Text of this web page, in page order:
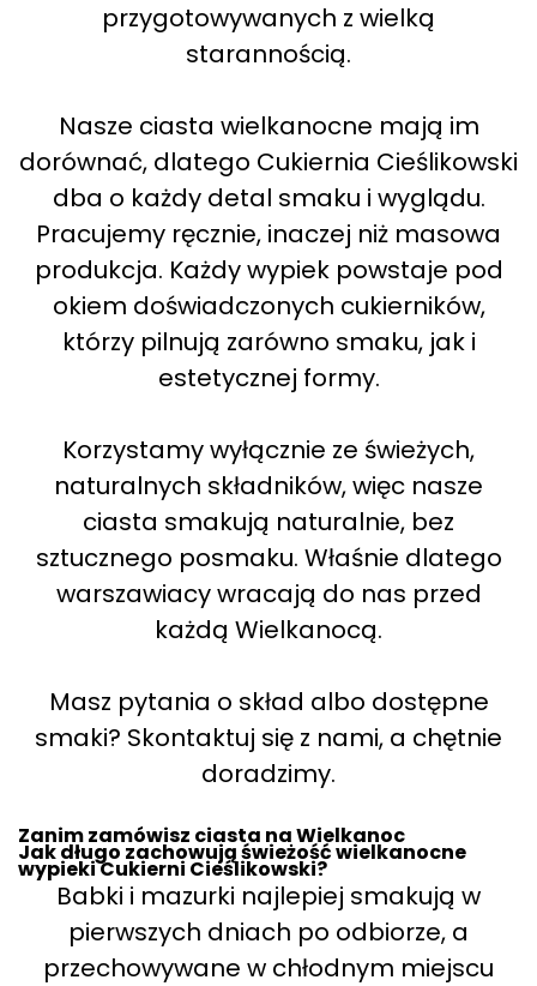
przygotowywanych z wielką
starannością.
Nasze ciasta wielkanocne mają im
dorównać, dlatego Cukiernia Cieślikowski
dba o każdy detal smaku i wyglądu.
Pracujemy ręcznie, inaczej niż masowa
produkcja. Każdy wypiek powstaje pod
okiem doświadczonych cukierników,
którzy pilnują zarówno smaku, jak i
estetycznej formy.
Korzystamy wyłącznie ze świeżych,
naturalnych składników, więc nasze
ciasta smakują naturalnie, bez
sztucznego posmaku. Właśnie dlatego
warszawiacy wracają do nas przed
każdą Wielkanocą.
Masz pytania o skład albo dostępne
smaki? Skontaktuj się z nami, a chętnie
doradzimy.
Zanim zamówisz ciasta na Wielkanoc
Jak długo zachowują świeżość wielkanocne
wypieki Cukierni Cieślikowski?
Babki i mazurki najlepiej smakują w
pierwszych dniach po odbiorze, a
przechowywane w chłodnym miejscu